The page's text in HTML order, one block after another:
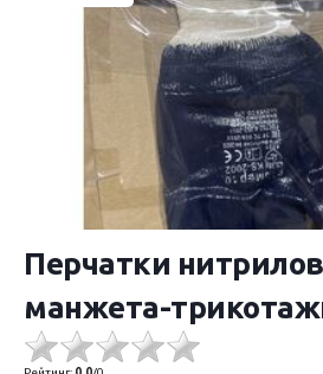
Перчатки
манжета-